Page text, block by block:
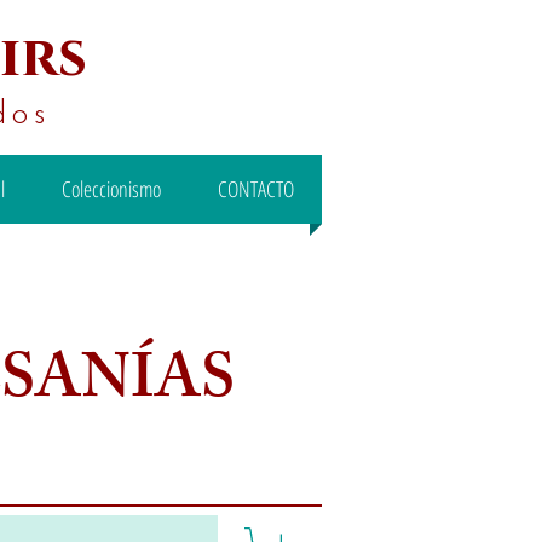
Coleccionismo CONTACTO